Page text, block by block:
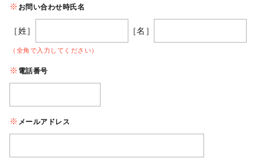
お問い合わせ時氏名
［姓］ ［名］
（全角で入力してください）
電話番号
メールアドレス